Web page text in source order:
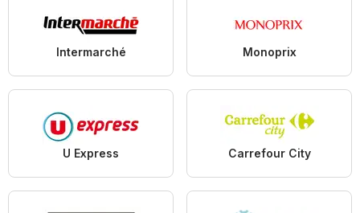
Intermarché Monoprix
U Express Carrefour City